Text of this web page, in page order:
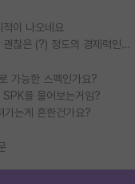
이 나오네요
박사진학하기에 2억은 괜찮은 (?) 정도의 경제력인가요
가능한 스펙인가요?
를 물어보는거임?
가는게 흔한건가요?